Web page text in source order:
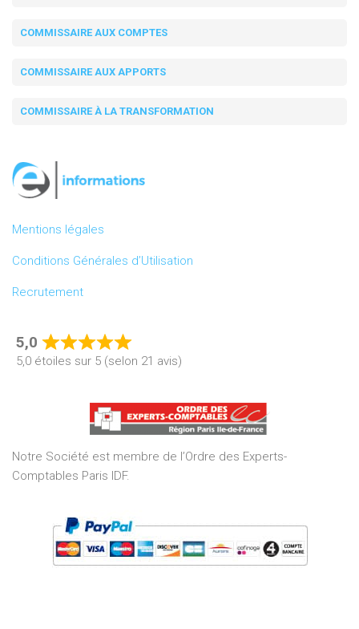
COMMISSAIRE AUX COMPTES
COMMISSAIRE AUX APPORTS
COMMISSAIRE À LA TRANSFORMATION
Mentions légales
Conditions Générales d’Utilisation
Recrutement
5,0
Rated
of
5
5,0 étoiles sur 5 (selon 21 avis)
Notre Société est membre de l’Ordre des Experts-
Comptables Paris IDF.